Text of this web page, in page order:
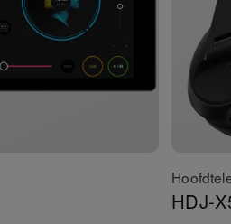
HDJ-